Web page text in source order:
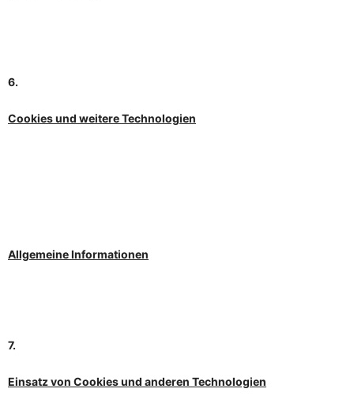
6.
Cookies und weitere Technologien
Allgemeine Informationen
7.
Einsatz von Cookies und anderen Technologien